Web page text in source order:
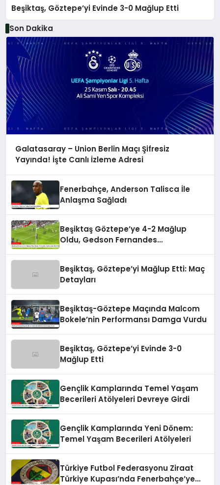
Beşiktaş, Göztepe’yi Evinde 3-0 Mağlup Etti
Son Dakika
Galatasaray – Union Berlin Maçı Şifresiz
Yayında! İşte Canlı İzleme Adresi
Fenerbahçe, Anderson Talisca İle
Anlaşma Sağladı
Beşiktaş Göztepe’ye 4-2 Mağlup
Oldu, Gedson Fernandes
Beşiktaş, Göztepe’yi Mağlup Etti: Maç
Detayları
Beşiktaş-Göztepe Maçında Malcom
Bokele’nin Performansı Damga Vurdu
Beşiktaş, Göztepe’yi Evinde 3-0
Mağlup Etti
Gençlik Kamplarında Temel Yaşam
Becerileri Atölyeleri Devreye Girdi
Gençlik Kamplarında Yeni Dönem:
Temel Yaşam Becerileri Atölyeleri
Türkiye Futbol Federasyonu Ziraat
Türkiye Kupası’nda Fenerbahçe’ye